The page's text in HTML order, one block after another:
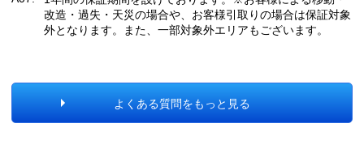
改造・過失・天災の場合や、お客様引取りの場合は保証対象
外となります。また、一部対象外エリアもございます。
よくある質問をもっと見る